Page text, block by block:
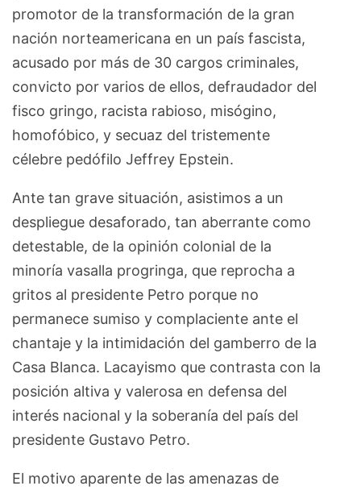
promotor de la transformación de la gran
nación norteamericana en un país fascista,
acusado por más de 30 cargos criminales,
convicto por varios de ellos, defraudador del
fisco gringo, racista rabioso, misógino,
homofóbico, y secuaz del tristemente
célebre pedófilo Jeffrey Epstein.
Ante tan grave situación, asistimos a un
despliegue desaforado, tan aberrante como
detestable, de la opinión colonial de la
minoría vasalla progringa, que reprocha a
gritos al presidente Petro porque no
permanece sumiso y complaciente ante el
chantaje y la intimidación del gamberro de la
Casa Blanca. Lacayismo que contrasta con la
posición altiva y valerosa en defensa del
interés nacional y la soberanía del país del
presidente Gustavo Petro.
El motivo aparente de las amenazas de